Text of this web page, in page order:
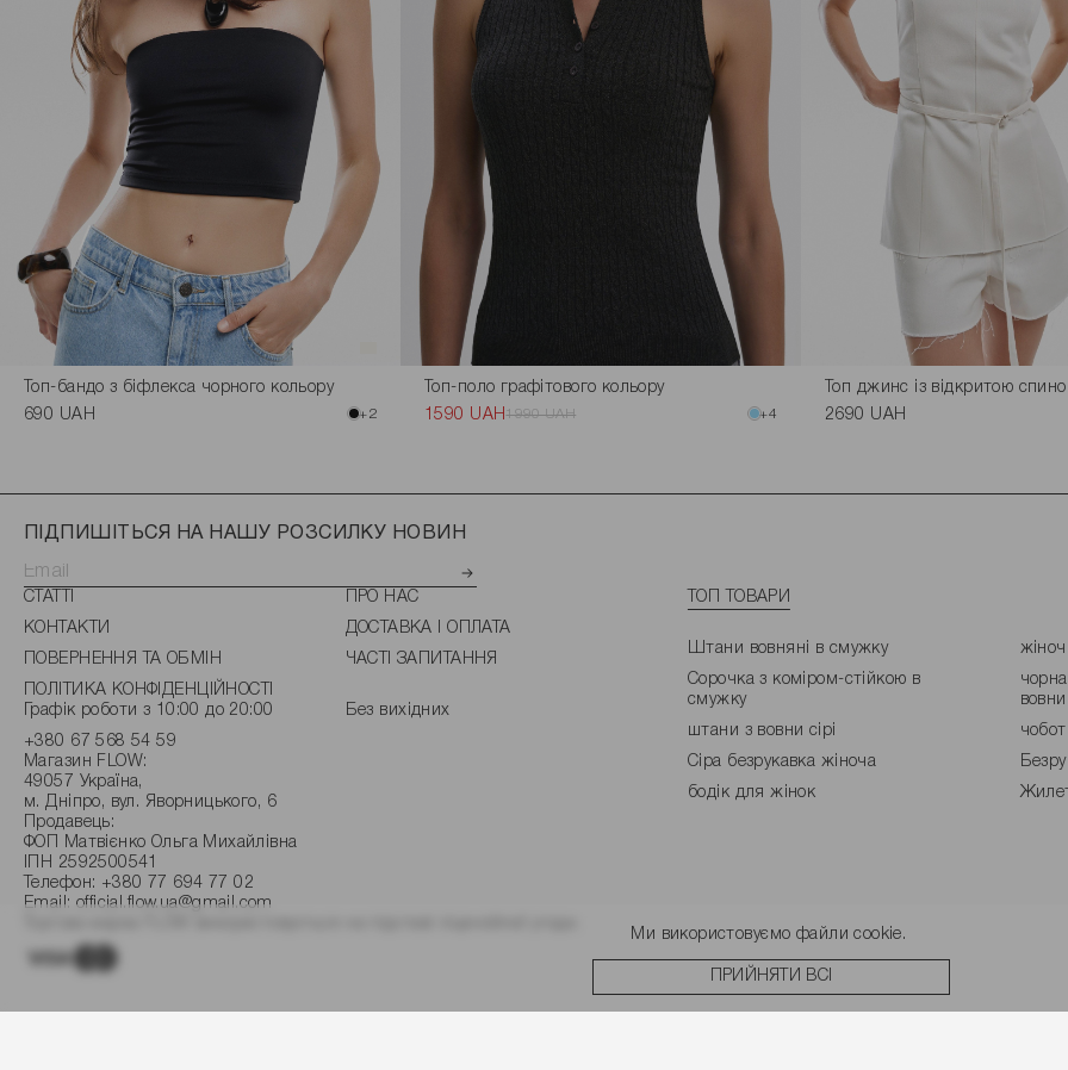
Топ-бандо з біфлекса чорного кольору
690 UAH
+2
Топ-поло графітового кольору
1590 UAH 1990 UAH +4
Топ джинс із відкритою
2690 UAH
ПІДПИШІТЬСЯ НА НАШУ РОЗСИЛКУ НОВИН
СТАТТІ
ПРО НАС
КОНТАКТИ
ДОСТАВКА І ОПЛАТА
ПОВЕРНЕННЯ ТА ОБМІН
ЧАСТІ ЗАПИТАННЯ
ПОЛІТИКА КОНФІДЕНЦІЙНОСТІ
Графік роботи з 10:00 до 20:00
Без вихідних
+380 67 568 54 59
Магазин FLOW:
49057 Україна,
м. Дніпро, вул. Яворницького, 6
Продавець:
ФОП Матвієнко Ольга Михайлівна
ІПН 2592500541
Телефон: +380 77 694 77 02
Email: official.flow.ua@gmail.com
ТОП ТОВАРИ
Штани вовняні в смужку
Сорочка з коміром-стійкою в
смужку
вовни
штани з вовни сірі
Сіра безрукавка жіноча
бодік для жінок
Ми використовуємо файли cookie.
ПРИЙНЯТИ ВСІ